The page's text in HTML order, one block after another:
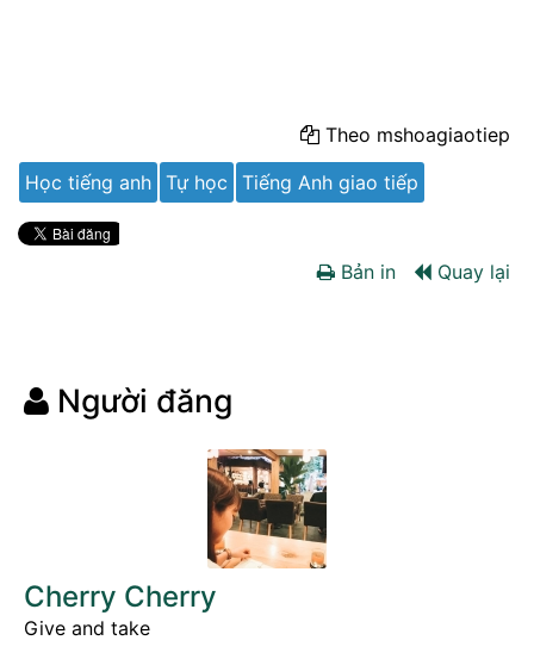
Theo mshoagiaotiep
Học tiếng anh Tự học Tiếng Anh giao tiếp
Bản in Quay lại
Người đăng
Cherry Cherry
Give and take